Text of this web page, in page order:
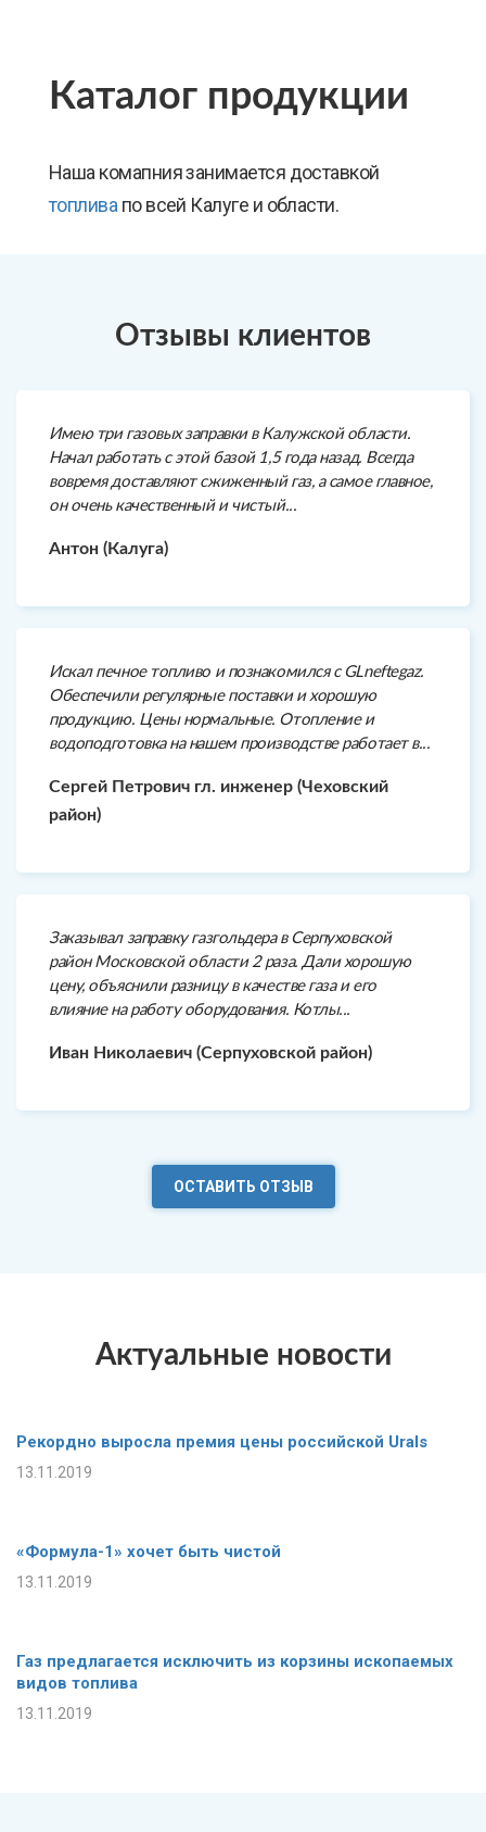
Каталог продукции
Наша комапния занимается доставкой
топлива по всей Калуге и области.
Отзывы клиентов
Имею три газовых заправки в Калужской области.
Начал работать с этой базой 1,5 года назад. Всегда
вовремя доставляют сжиженный газ, а самое главное,
он очень качественный и чистый...
Антон (Калуга)
Искал печное топливо и познакомился с GLneftegaz.
Обеспечили регулярные поставки и хорошую
продукцию. Цены нормальные. Отопление и
водоподготовка на нашем производстве работает в...
Сергей Петрович гл. инженер (Чеховский
район)
Заказывал заправку газгольдера в Серпуховской
район Московской области 2 раза. Дали хорошую
цену, объяснили разницу в качестве газа и его
влияние на работу оборудования. Котлы...
Иван Николаевич (Серпуховской район)
ОСТАВИТЬ ОТЗЫВ
Актуальные новости
Рекордно выросла премия цены российской Urals
13.11.2019
«Формула-1» хочет быть чистой
13.11.2019
Газ предлагается исключить из корзины ископаемых
видов топлива
13.11.2019